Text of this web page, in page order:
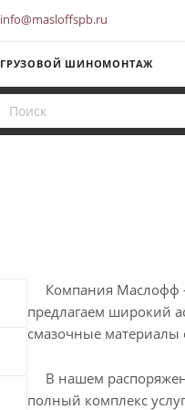
info@masloffspb.ru
ГРУЗОВОЙ ШИНОМОНТАЖ
Компания Маслофф —
предлагаем широкий
смазочные материалы
В нашем
полный комплекс